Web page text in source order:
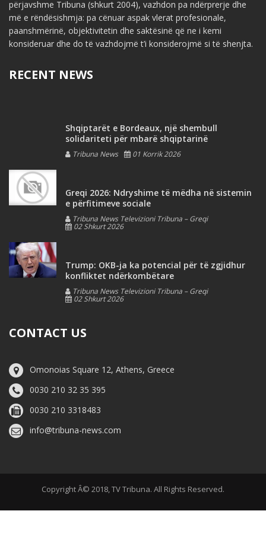
përjavshme Tribuna (shkurt 2004), vazhdon pa ndërprerje dhe
më e rëndësishmja: pa cënuar aspak vlerat profesionale,
paanshmërinë, objektivitetin dhe saktësinë që ne i kemi
konsideruar dhe do të vazhdojmë t’i konsiderojmë si të shenjta.
RECENT NEWS
Shqiptarët e Bordeaux, një shembull
solidariteti për mbarë shqiptarinë
Tribuna News 01 Korrik 2026
Greqi 2026: Ndryshime të mëdha në sistemin
e përfitimeve sociale
Tribuna News Televizioni Tribuna – Greqi
02 Shkurt 2026
Trump: OKB-ja ka potencial për të zgjidhur
konfliktet ndërkombëtare
Tribuna News Televizioni Tribuna – Greqi
02 Shkurt 2026
CONTACT US
Omonoias Square 12, Athens, Greece
0030 210 32 35 395
0030 210 3318483
info@tribuna-news.com
Copyright Â© 2018, TV Tribuna. All Rights Reserved.